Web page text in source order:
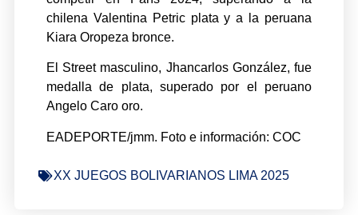
chilena Valentina Petric plata y a la peruana
Kiara Oropeza bronce.
El Street masculino, Jhancarlos González, fue
medalla de plata, superado por el peruano
Angelo Caro oro.
EADEPORTE/jmm. Foto e información: COC
XX JUEGOS BOLIVARIANOS LIMA 2025